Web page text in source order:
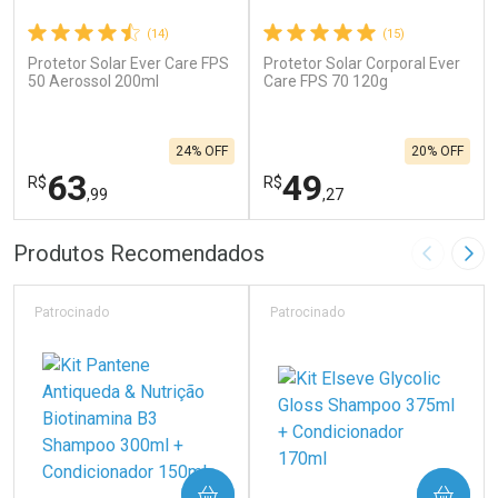
(14)
Protetor Solar Ever Care FPS
50 Aerossol 200ml
R$63,99
24% OFF
FECHAR
Laboratório
FECHAR
Por Menos
(15)
Protetor Solar Corporal Ever
Care FPS 70 120g
R$49,27
20% OFF
Laboratório
Por Menos
Produtos Recomendados Imagem
Patrocinado
COMPRAR
Patrocinado
COMPRAR